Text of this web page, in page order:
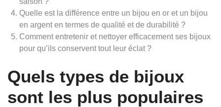
Quelle est la différence entre un bijou en or et un bijou
en argent en termes de qualité et de durabilité ?
Comment entretenir et nettoyer efficacement ses bijoux
pour qu’ils conservent tout leur éclat ?
Quels types de bijoux
sont les plus populaires